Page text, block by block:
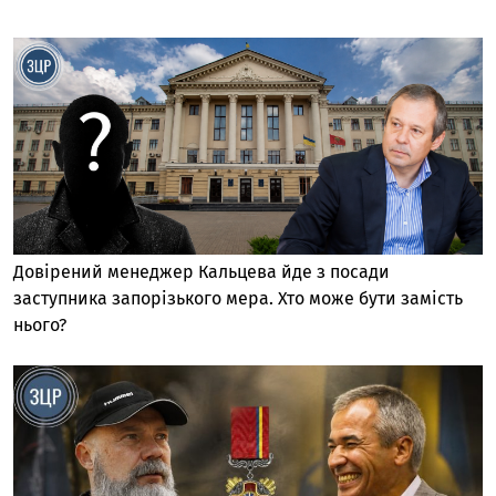
Довірений менеджер Кальцева йде з посади
заступника запорізького мера. Хто може бути замість
нього?